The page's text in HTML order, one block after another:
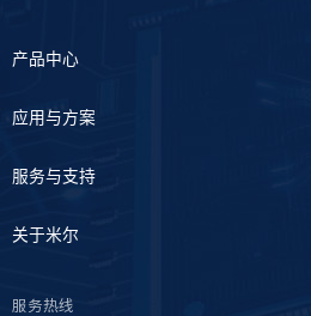
产品中心
应用与方案
服务与支持
关于米尔
服务热线